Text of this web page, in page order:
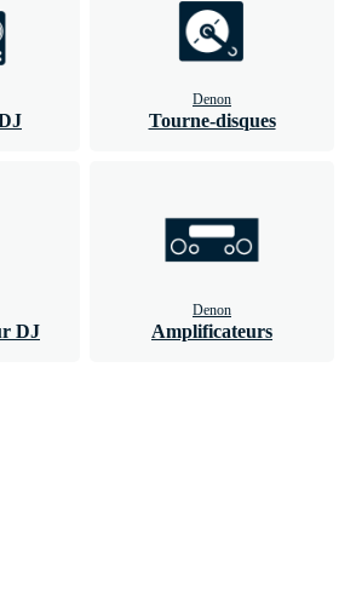
Denon
Tourne-disques
DJ
Denon
Amplificateurs